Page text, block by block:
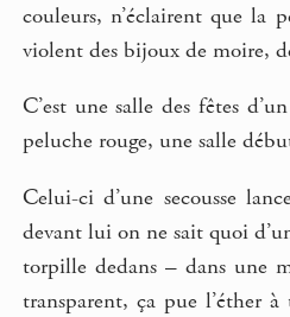
couleurs, n’éclairent que la
violent des bijoux de moire,
C’est une salle des fêtes
peluche rouge, une salle
Celui-ci d’une secousse
devant lui on ne sait quoi
torpille dedans – dans une
transparent, ça pue l’éther